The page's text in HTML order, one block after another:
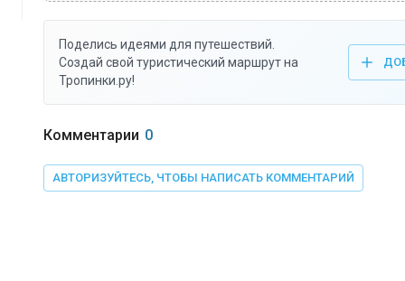
Поделись идеями для путешествий.
Создай свой туристический маршрут на
Тропинки.ру!
Комментарии 0
АВТОРИЗУЙТЕСЬ, ЧТОБЫ НАПИСАТЬ КОММЕНТАРИЙ